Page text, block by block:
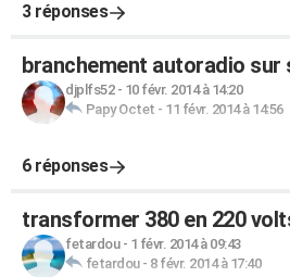
3 réponses
branchement autoradio sur
djplfs52- 10 févr. 2014 à 14:20
Papy Octet - 11 févr. 2014 à 14:56
6 réponses
transformer 380 en 220
fetardou- 1 févr. 2014 à 09:43
fetardou- 8 févr. 2014 à 17:40